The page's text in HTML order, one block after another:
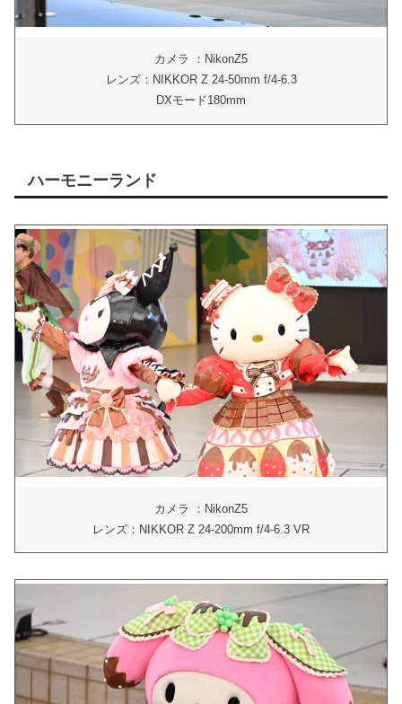
カメラ ：NikonZ5
レンズ：NIKKOR Z 24-50mm f/4-6.3
DXモード180mm
ハーモニーランド
カメラ ：NikonZ5
レンズ：NIKKOR Z 24-200mm f/4-6.3 VR